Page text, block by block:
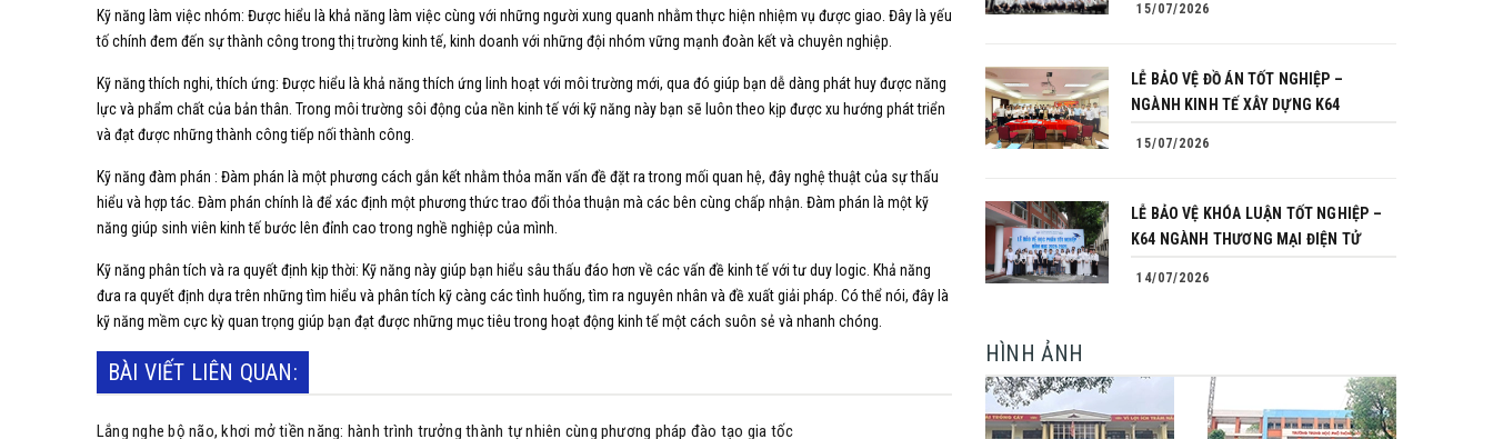
Kỹ năng làm việc nhóm: Được hiểu là khả năng làm việc cùng với những người xung quanh nhằm thực hiện nhiệm vụ được giao. Đây là yếu
tố chính đem đến sự thành công trong thị trường kinh tế, kinh doanh với những đội nhóm vững mạnh đoàn kết và chuyên nghiệp.
Kỹ năng thích nghi, thích ứng: Được hiểu là khả năng thích ứng linh hoạt với môi trường mới, qua đó giúp bạn dễ dàng phát huy được năng
lực và phẩm chất của bản thân. Trong môi trường sôi động của nền kinh tế với kỹ năng này bạn sẽ luôn theo kịp được xu hướng phát triển
và đạt được những thành công tiếp nối thành công.
Kỹ năng đàm phán : Đàm phán là một phương cách gắn kết nhằm thỏa mãn vấn đề đặt ra trong mối quan hệ, đây nghệ thuật của sự thấu
hiểu và hợp tác. Đàm phán chính là để xác định một phương thức trao đổi thỏa thuận mà các bên cùng chấp nhận. Đàm phán là một kỹ
năng giúp sinh viên kinh tế bước lên đỉnh cao trong nghề nghiệp của mình.
Kỹ năng phân tích và ra quyết định kịp thời: Kỹ năng này giúp bạn hiểu sâu thấu đáo hơn về các vấn đề kinh tế với tư duy logic. Khả năng
đưa ra quyết định dựa trên những tìm hiểu và phân tích kỹ càng các tình huống, tìm ra nguyên nhân và đề xuất giải pháp. Có thể nói, đây là
kỹ năng mềm cực kỳ quan trọng giúp bạn đạt được những mục tiêu trong hoạt động kinh tế một cách suôn sẻ và nhanh chóng.
BÀI VIẾT LIÊN QUAN:
Lắng nghe bộ não, khơi mở tiền năng: hành trình trưởng thành tự nhiên cùng phương pháp đào tạo gia tốc
15/07/2026
LỄ BẢO VỆ ĐỒ ÁN TỐT NGHIỆP –
NGÀNH KINH TẾ XÂY DỰNG K64
15/07/2026
LỄ BẢO VỆ KHÓA LUẬN TỐT NGHIỆP –
K64 NGÀNH THƯƠNG MẠI ĐIỆN TỬ
14/07/2026
HÌNH ẢNH